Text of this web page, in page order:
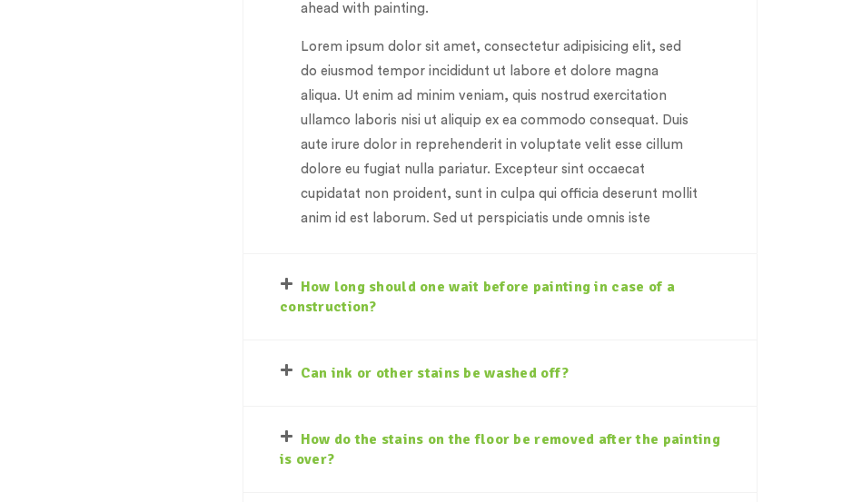
ahead with painting.
Lorem ipsum dolor sit amet, consectetur adipisicing elit, sed
do eiusmod tempor incididunt ut labore et dolore magna
aliqua. Ut enim ad minim veniam, quis nostrud exercitation
ullamco laboris nisi ut aliquip ex ea commodo consequat. Duis
aute irure dolor in reprehenderit in voluptate velit esse cillum
dolore eu fugiat nulla pariatur. Excepteur sint occaecat
cupidatat non proident, sunt in culpa qui officia deserunt mollit
anim id est laborum. Sed ut perspiciatis unde omnis iste
How long should one wait before painting in case of a
construction?
Can ink or other stains be washed off?
How do the stains on the floor be removed after the painting
is over?